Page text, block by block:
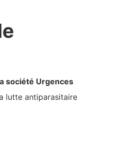
société Urgences
lutte antiparasitaire